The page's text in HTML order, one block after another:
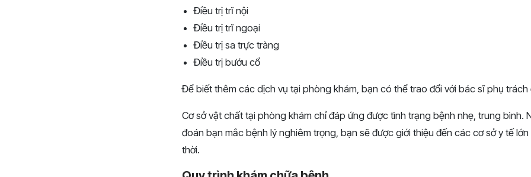
Điều trị trĩ nội
Điều trị trĩ ngoại
Điều trị sa trực tràng
Điều trị bướu cổ
Để biết thêm các dịch vụ tại phòng khám, bạn có thể trao đổi với bác sĩ phụ trách
Cơ sở vật chất tại phòng khám chỉ đáp ứng được tình trạng bệnh nhẹ, trung bình.
đoán bạn mắc bệnh lý nghiêm trọng, bạn sẽ được giới thiệu đến các cơ sở y tế
thời.